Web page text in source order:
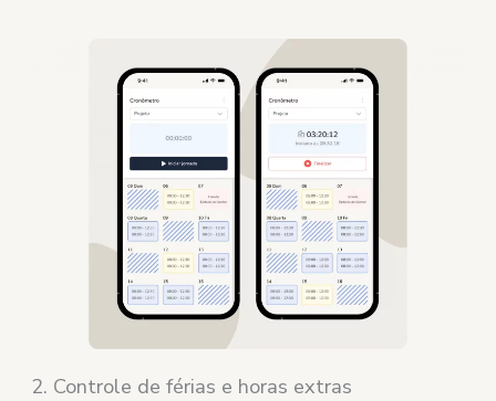
2. Controle de férias e horas extras